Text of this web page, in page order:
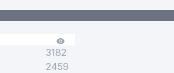
3182
2459